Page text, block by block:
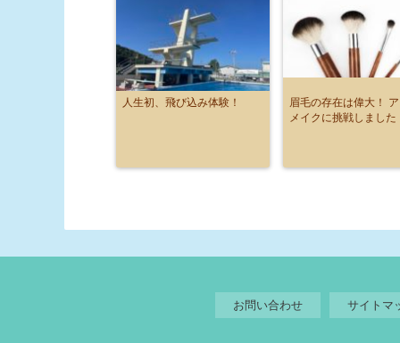
人生初、飛び込み体験！
眉毛の存在は偉大！
メイクに挑戦しました
お問い合わせ サイトマ